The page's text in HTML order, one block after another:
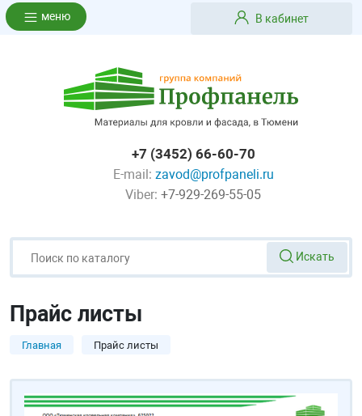
В кабинет
+7 (3452) 66-60-70
E-mail: zavod@profpaneli.ru
Viber: +7-929-269-55-05
Искать
Прайс листы
Главная Прайс листы
меню